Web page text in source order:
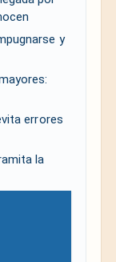
y
errores
la